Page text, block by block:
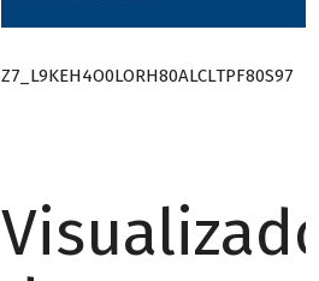
Z7_L9KEH4O0LORH80ALCLTPF80S97
Visualizador